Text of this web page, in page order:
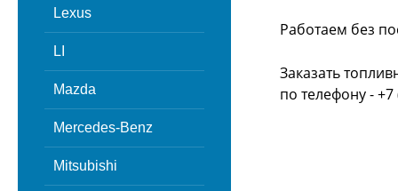
Lexus
LI
Mazda
Mercedes-Benz
Mitsubishi
Работаем без
Заказать
по телефону -